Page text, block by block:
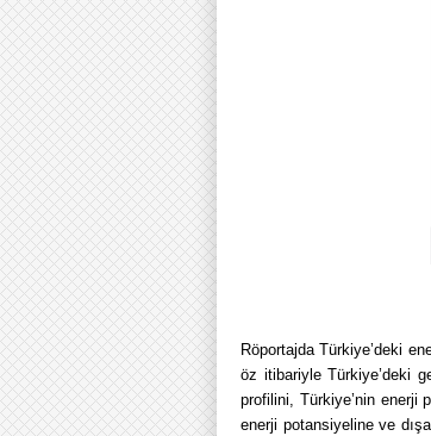
Röportajda Türkiye’deki
öz itibariyle Türkiye’deki
profilini, Türkiye’nin enerji
enerji potansiyeline ve